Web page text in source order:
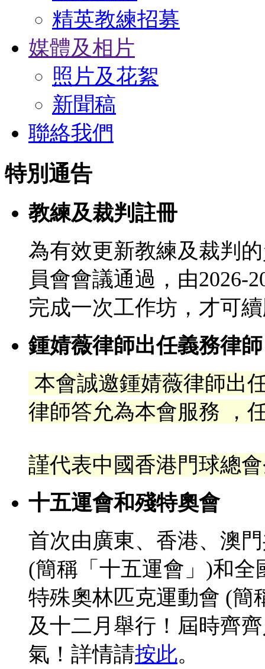
精英教練招募
媒體及相片
照片及花絮
新聞稿
聯絡我們
特別通告
教練及裁判註冊
為有效更新教練及裁判
員會會議通過，由2026-
完成一次工作坊，才可
鍾婧薇律師出任義務律師
本會誠邀鍾婧薇律師出
律師答允為本會服務 ，
謹代表中國香港門球總
十五運會和殘特奧會
首次由廣東、香港、澳
(簡稱「十五運會」)和
特殊奧林匹克運動會 (簡
及十二月舉行！屆時齊
氣！詳情請按此。